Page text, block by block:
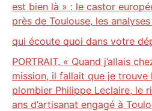
est bien là » : le castor
près de Toulouse, les
qui écoute quoi dans votre
PORTRAIT. « Quand j’allais
mission, il fallait que je trouve
plombier Philippe Leclaire, le
ans d’artisanat engagé à